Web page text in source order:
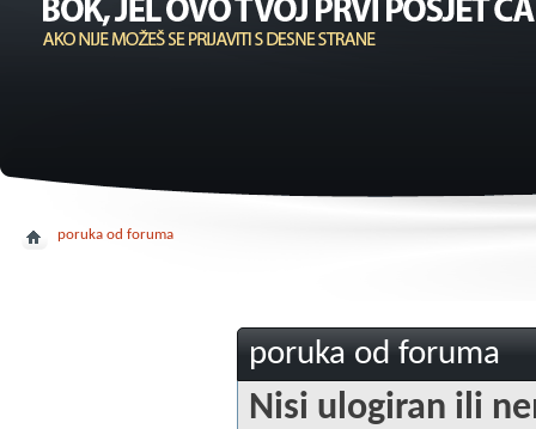
poruka od foruma
poruka od foruma
Nisi ulogiran ili